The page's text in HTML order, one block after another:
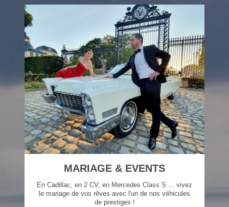
MARIAGE & EVENTS
En Cadillac, en 2 CV, en Mercedes Class S ... vivez
le mariage de vos rêves avec l'un de nos véhicules
de prestiges !